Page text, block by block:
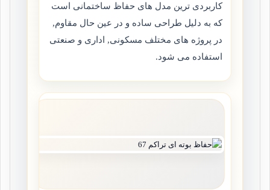
کاربردی ترین مدل های حفاظ ساختمانی است
که به دلیل طراحی ساده و در عین حال مقاوم,
در پروژه های مختلف مسکونی, اداری و صنعتی
استفاده می شود.